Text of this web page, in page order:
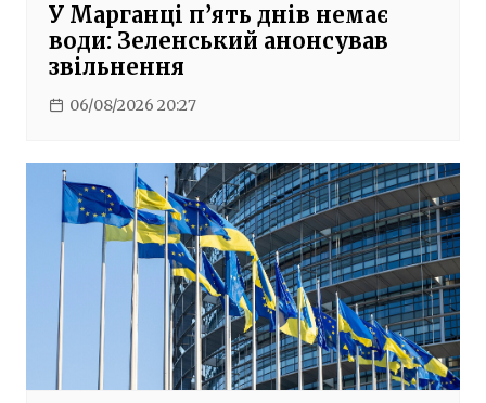
У Марганці п’ять днів немає
води: Зеленський анонсував
звільнення
06/08/2026 20:27